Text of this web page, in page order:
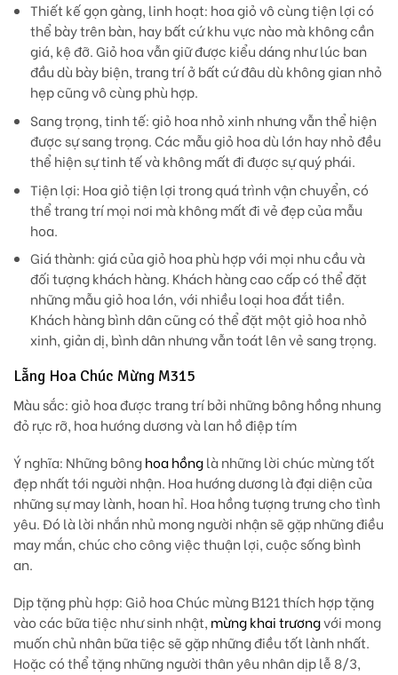
Thiết kế gọn gàng, linh hoạt: hoa giỏ vô cùng tiện lợi có
thể bày trên bàn, hay bất cứ khu vực nào mà không cần
giá, kệ đỡ. Giỏ hoa vẫn giữ được kiểu dáng như lúc ban
đầu dù bày biện, trang trí ở bất cứ đâu dù không gian nhỏ
hẹp cũng vô cùng phù hợp.
Sang trọng, tinh tế:giỏ hoa nhỏ xinh nhưng vẫn thể hiện
được sự sang trọng. Các mẫu giỏ hoa dù lớn hay nhỏ đều
thể hiện sự tinh tế và không mất đi được sự quý phái.
Tiện lợi: Hoa giỏ tiện lợi trong quá trình vận chuyển, có
thể trang trí mọi nơi mà không mất đi vẻ đẹp của mẫu
hoa.
Giá thành:giá của giỏ hoa phù hợp với mọi nhu cầu và
đối tượng khách hàng. Khách hàng cao cấp có thể đặt
những mẫu giỏ hoa lớn, với nhiều loại hoa đắt tiền.
Khách hàng bình dân cũng có thể đặt một giỏ hoa nhỏ
xinh, giản dị, bình dân nhưng vẫn toát lên vẻ sang trọng.
Lẵng Hoa Chúc Mừng M315
Màu sắc:giỏ hoa được trang trí bởi những bông hồng nhung
đỏ rực rỡ, hoa hướng dương và lan hồ điệp tím
Ý nghĩa: Những bônghoa hồnglà những lời chúc mừng tốt
đẹp nhất tới người nhận. Hoa hướng dương là đại diện của
những sự may lành, hoan hỉ. Hoa hồng tượng trưng cho tình
yêu. Đó là lời nhắn nhủ mong người nhận sẽ gặp những điều
may mắn, chúc cho công việc thuận lợi, cuộc sống bình
an.
Dịp tặng phù hợp: Giỏ hoa Chúc mừng B121 thích hợp tặng
vào các bữa tiệc như sinh nhật, mừng khai trươngvới mong
muốn chủ nhân bữa tiệc sẽ gặp những điều tốt lành nhất.
Hoặc có thể tặng những người thân yêu nhân dịp lễ 8/3,